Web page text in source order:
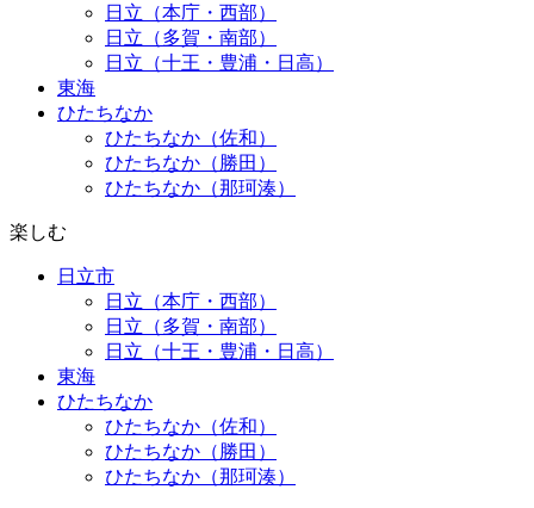
日立（本庁・西部）
日立（多賀・南部）
日立（十王・豊浦・日高）
東海
ひたちなか
ひたちなか（佐和）
ひたちなか（勝田）
ひたちなか（那珂湊）
楽しむ
日立市
日立（本庁・西部）
日立（多賀・南部）
日立（十王・豊浦・日高）
東海
ひたちなか
ひたちなか（佐和）
ひたちなか（勝田）
ひたちなか（那珂湊）